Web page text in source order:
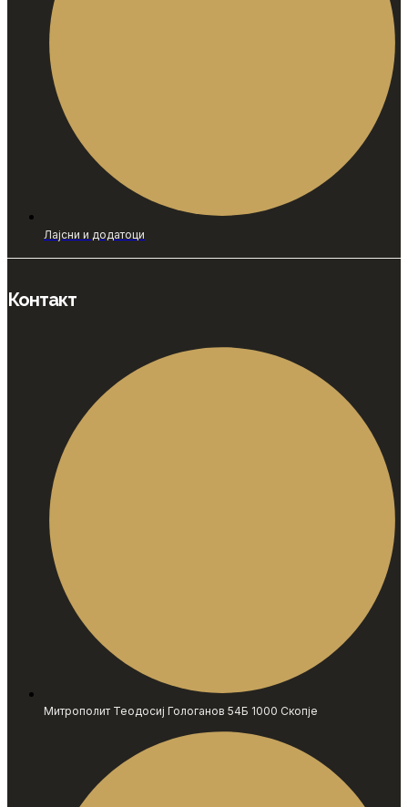
Лајсни и додатоци
Контакт
Митрополит Теодосиј Гологанов 54Б 1000 Скопје